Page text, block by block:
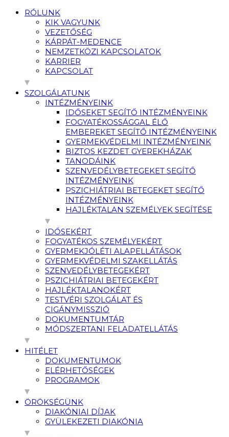
RÓLUNK
KIK VAGYUNK
VEZETŐSÉG
KÁRPÁT-MEDENCE
NEMZETKÖZI KAPCSOLATOK
KARRIER
KAPCSOLAT
SZOLGÁLATUNK
INTÉZMÉNYEINK
IDŐSEKET SEGÍTŐ INTÉZMÉNYEINK
FOGYATÉKOSSÁGGAL ÉLŐ
EMBEREKET SEGÍTŐ INTÉZMÉNYEINK
GYERMEKVÉDELMI INTÉZMÉNYEINK
BIZTOS KEZDET GYEREKHÁZAK
TANODÁINK
SZENVEDÉLYBETEGEKET SEGÍTŐ
INTÉZMÉNYEINK
PSZICHIÁTRIAI BETEGEKET SEGÍTŐ
INTÉZMÉNYEINK
HAJLÉKTALAN SZEMÉLYEK SEGÍTÉSE
IDŐSEKÉRT
FOGYATÉKOS SZEMÉLYEKÉRT
GYERMEKJÓLÉTI ALAPELLÁTÁSOK
GYERMEKVÉDELMI SZAKELLÁTÁS
SZENVEDÉLYBETEGEKÉRT
PSZICHIÁTRIAI BETEGEKÉRT
HAJLÉKTALANOKÉRT
TESTVÉRI SZOLGÁLAT ÉS
CIGÁNYMISSZIÓ
DOKUMENTUMTÁR
MÓDSZERTANI FELADATELLÁTÁS
HITÉLET
DOKUMENTUMOK
ELÉRHETŐSÉGEK
PROGRAMOK
ÖRÖKSÉGÜNK
DIAKÓNIAI DÍJAK
GYÜLEKEZETI DIAKÓNIA